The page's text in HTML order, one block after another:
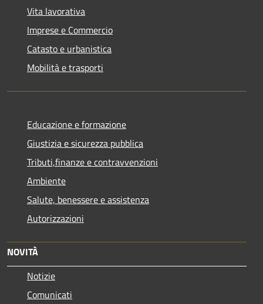
Vita lavorativa
Imprese e Commercio
Catasto e urbanistica
Mobilità e trasporti
Educazione e formazione
Giustizia e sicurezza pubblica
Tributi,finanze e contravvenzioni
Ambiente
Salute, benessere e assistenza
Autorizzazioni
NOVITÀ
Notizie
Comunicati